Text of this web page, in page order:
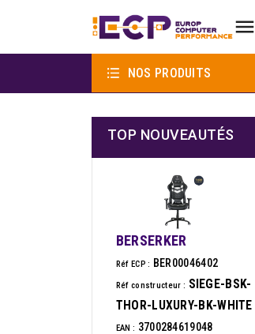

 NOS PRODUITS
TOP NOUVEAUTÉS
BERSERKER
Réf ECP : BER00046402
Réf constructeur : SIEGE-BSK-
THOR-LUXURY-BK-WHITE
EAN : 3700284619048